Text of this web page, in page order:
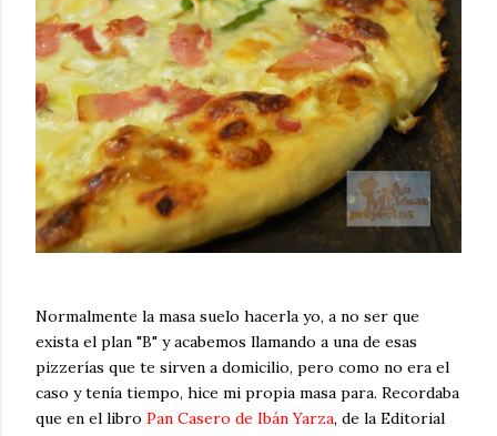
Normalmente la masa suelo hacerla yo, a no ser que
exista el plan "B" y acabemos llamando a una de esas
pizzerías que te sirven a domicilio, pero como no era el
caso y tenía tiempo, hice mi propia masa para. Recordaba
que en el libro Pan Casero de Ibán Yarza, de la Editorial